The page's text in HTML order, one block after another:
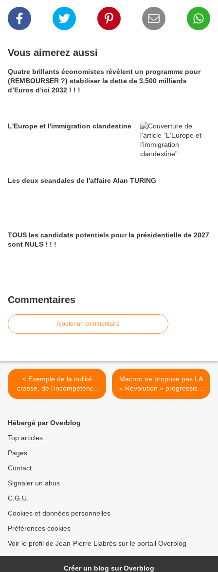
Vous aimerez aussi
Quatre brillants économistes révèlent un programme pour
(REMBOURSER ?) stabiliser la dette de 3.500 milliards
d’Euros d’ici 2032 ! ! !
L'Europe et l'immigration clandestine
Les deux scandales de l'affaire Alan TURING
TOUS les candidats potentiels pour la présidentielle de 2027
sont NULS ! ! !
Commentaires
Ajouter un commentaire
< Exemple de la nullité
crasse, de l’incompétence
absolue, de tous les
Macron ne propose pas LA
« Révolution » progressiste
nécessaire à la France >
Hébergé par Overblog
Top articles
Pages
Contact
Signaler un abus
C.G.U.
Cookies et données personnelles
Préférences cookies
Voir le profil de Jean-Pierre Llabrés sur le portail Overblog
Créer un blog sur Overblog